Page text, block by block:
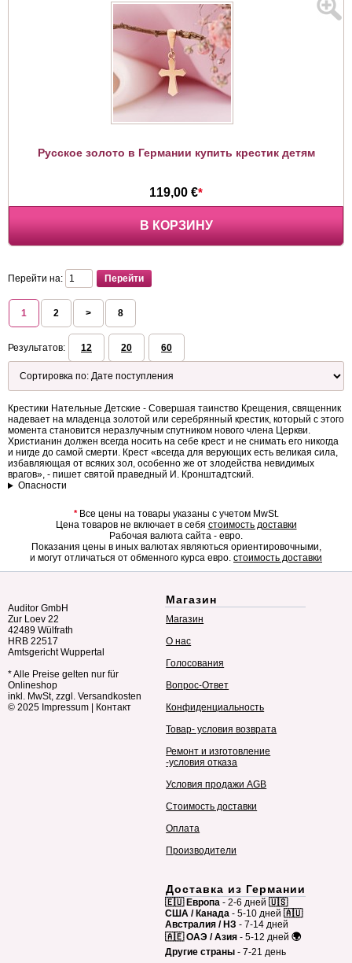
Русское золото в Германии купить крестик детям
119,00 €*
В КОРЗИНУ
Перейти на:
1 2 > 8
Результатов: 12 20 60
Крестики Нательные Детские - Совершая таинство Крещения, священник
надевает на младенца золотой или серебрянный крестик, который с этого
момента становится неразлучным спутником нового члена Церкви.
Христианин должен всегда носить на себе крест и не снимать его никогда
и нигде до самой смерти. Крест «всегда для верующих есть великая сила,
избавляющая от всяких зол, особенно же от злодейства невидимых
врагов», - пишет святой праведный И. Кронштадтский.
Опасности
*Все цены на товары указаны с учетом MwSt.
Цена товаров не включает в себя стоимость доставки
Рабочая валюта сайта - евро.
Показания цены в иных валютах являються ориентировочными,
и могут отличаться от обменного курса евро. стоимость доставки
Auditor GmbH
Zur Loev 22
42489 Wülfrath
HRB 22517
Amtsgericht Wuppertal
* Alle Preise gelten nur für
Onlineshop
inkl. MwSt, zzgl. Versandkosten
© 2025 Impressum Контакт
Магазин
Магазин
О нас
Голосования
Вопрос-Ответ
Конфиденциальность
Товар- условия возврата
Ремонт и изготовление
-условия отказа
Условия продажи AGB
Стоимость доставки
Оплата
Производители
Доставка из Германии
🇪🇺 Европа - 2-6 дней 🇺🇸
США / Канада - 5-10 дней 🇦🇺
Австралия / НЗ - 7-14 дней
🇦🇪 ОАЭ / Азия - 5-12 дней 🌍
Другие страны - 7-21 день